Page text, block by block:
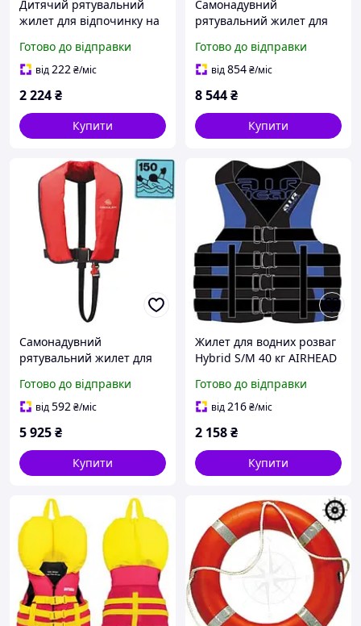
Дитячий рятувальний
жилет для відпочинку на
кг з модульним коміром
та плавучістю 100 N
Готово до відправки
від222₴/міс
2 224₴
Купити
Самонадувний
рятувальний жилет для
Security 150 N з системою
HAMMAR MA1 оранжевий
Готово до відправки
від854₴/міс
8 544₴
Купити
Самонадувний
рятувальний жилет для
Osculati 150 Н оранжевий
з ручним надувом та
Готово до відправки
від592₴/міс
5 925₴
Купити
Жилет для водних розваг
Hybrid S/M 40 кг AIRHEAD
нейлон і неопрен 4
регульованих ременя
Готово до відправки
від216₴/міс
2 158₴
Купити